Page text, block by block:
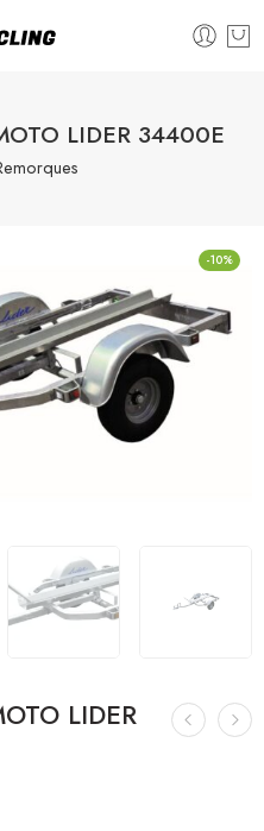
LIDER 34400E
-10%
LIDER